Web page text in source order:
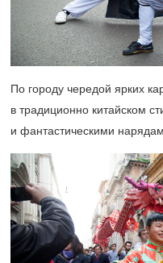
По городу чередой ярких
в традиционно китайском
и фантастическими